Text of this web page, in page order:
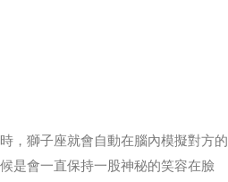
，獅子座就會自動在腦內模擬對方的
是會一直保持一股神秘的笑容在臉